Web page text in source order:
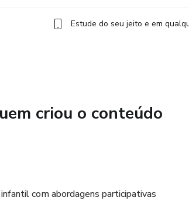
ao vivo para tirar dúvidas e trocar
Estude do seu jeito e em
criou o conteúdo
com abordagens participativas